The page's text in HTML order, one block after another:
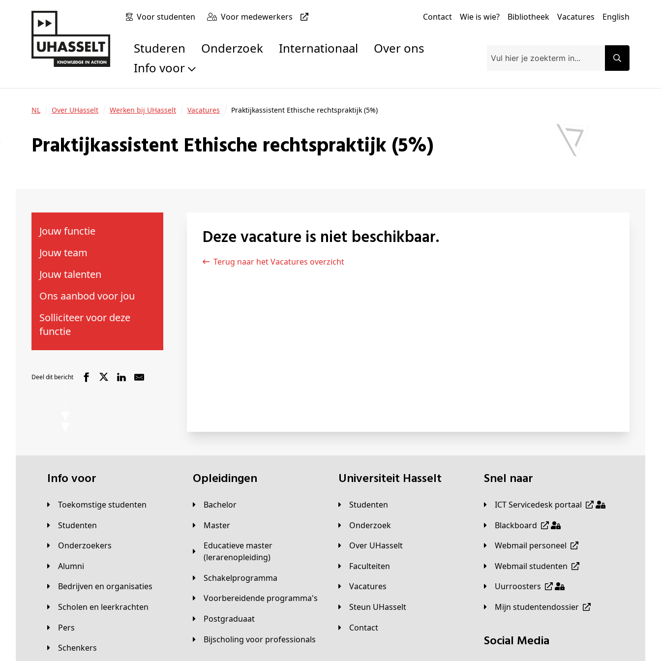
Voor studenten Voor medewerkers Contact Wie is wie? Bibliotheek Vacatures English
Studeren Onderzoek Internationaal
Over ons
Info voor
Toekomstige studenten
Studenten
Alumni
Bedrijven en organisaties
Sollicitanten
NL Over UHasselt Werken bij UHasselt Vacatures Praktijkassistent Ethische rechtspraktijk (5%)
Praktijkassistent Ethische rechtspraktijk (5%)
Jouw functie
Jouw team
Jouw talenten
Ons aanbod voor jou
Solliciteer voor deze
functie
Deel dit bericht
Deze vacature is niet beschikbaar.
Terug naar het Vacatures overzicht
Info voor
Toekomstige studenten
Studenten
Onderzoekers
Alumni
Bedrijven en organisaties
Scholen en leerkrachten
Pers
Schenkers
Opleidingen
Bachelor
Master
Educatieve master
(lerarenopleiding)
Schakelprogramma
Voorbereidende programma's
Postgraduaat
Bijscholing voor professionals
universiteit Hasselt
Studenten
Onderzoek
Over UHasselt
Faculteiten
Vacatures
Steun UHasselt
Contact
Snel naar
ICT Servicedesk portaal
Blackboard
Webmail personeel
Webmail studenten
Uurroosters
Mijn studentendossier
Social Media